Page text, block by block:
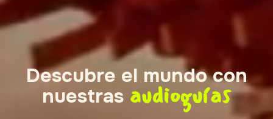
Descubre el mundo con
nuestras audioguías